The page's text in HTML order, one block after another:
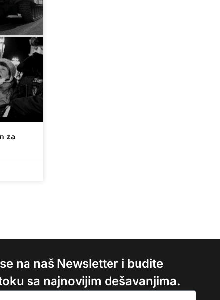
za
na naš Newsletter i budite
sa najnovijim dešavanjima.